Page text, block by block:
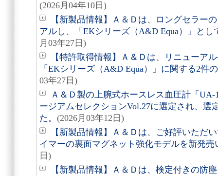
(2026月04年10日)
【新製品情報】Ａ＆Ｄは、ロングセラー
アルし、「EKシリーズ（A&D Equa）」と
月03年27日)
【特許取得情報】Ａ＆Ｄは、リニューア
「EKシリーズ（A&D Equa）」に関する2件
03年27日)
Ａ＆Ｄ製の上腕式ホースレス血圧計「
ージアムセレクションVol.27に選定され、選
た。 (2026月03年12日)
【新製品情報】Ａ＆Ｄは、ご好評いただ
イマーの裏面マグネット強化モデルを新発売
日)
【新製品情報】Ａ＆Ｄは、検定付きの防